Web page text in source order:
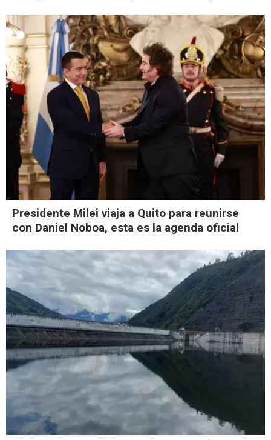
Presidente Milei viaja a Quito para reunirse
con Daniel Noboa, esta es la agenda oficial